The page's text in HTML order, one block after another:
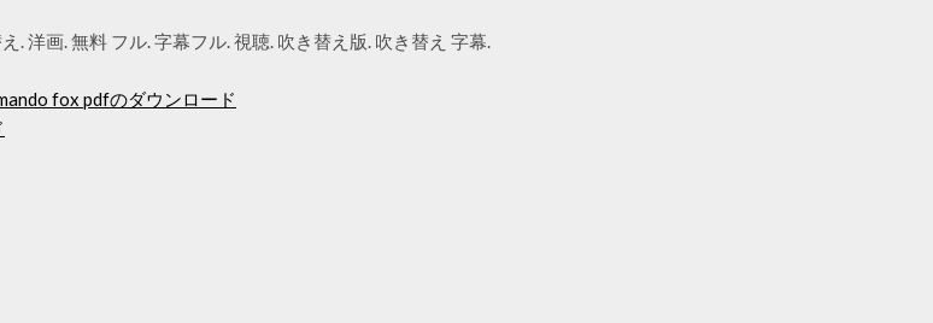
. 洋画. 無料 フル. 字幕フル. 視聴. 吹き替え版. 吹き替え 字幕.
fox pdfのダウンロード